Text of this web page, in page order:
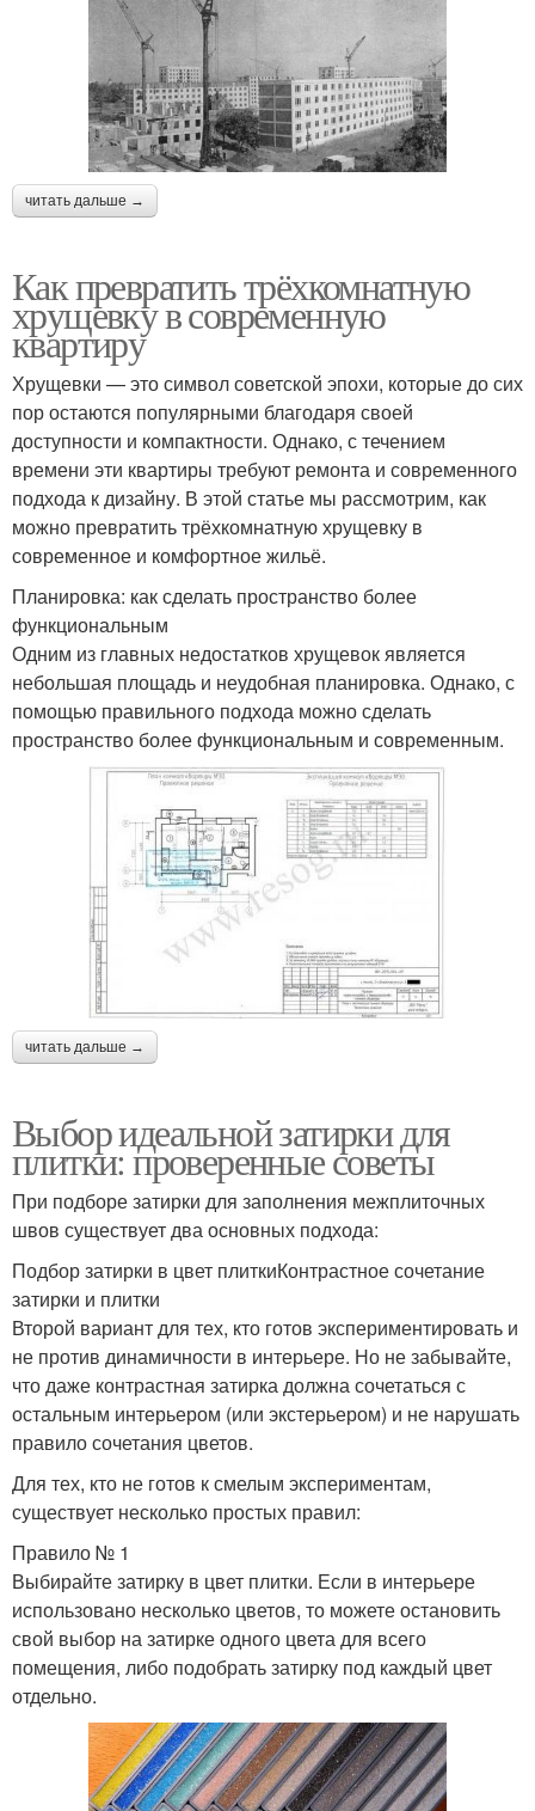
читать дальше →
Как превратить трёхкомнатную
хрущевку в современную
квартиру
Хрущевки — это символ советской эпохи, которые до сих
пор остаются популярными благодаря своей
доступности и компактности. Однако, с течением
времени эти квартиры требуют ремонта и современного
подхода к дизайну. В этой статье мы рассмотрим, как
можно превратить трёхкомнатную хрущевку в
современное и комфортное жильё.
Планировка: как сделать пространство более
функциональным
Одним из главных недостатков хрущевок является
небольшая площадь и неудобная планировка. Однако, с
помощью правильного подхода можно сделать
пространство более функциональным и современным.
читать дальше →
Выбор идеальной затирки для
плитки: проверенные советы
При подборе затирки для заполнения межплиточных
швов существует два основных подхода:
Подбор затирки в цвет плиткиКонтрастное сочетание
затирки и плитки
Второй вариант для тех, кто готов экспериментировать и
не против динамичности в интерьере. Но не забывайте,
что даже контрастная затирка должна сочетаться с
остальным интерьером (или экстерьером) и не нарушать
правило сочетания цветов.
Для тех, кто не готов к смелым экспериментам,
существует несколько простых правил:
Правило № 1
Выбирайте затирку в цвет плитки. Если в интерьере
использовано несколько цветов, то можете остановить
свой выбор на затирке одного цвета для всего
помещения, либо подобрать затирку под каждый цвет
отдельно.